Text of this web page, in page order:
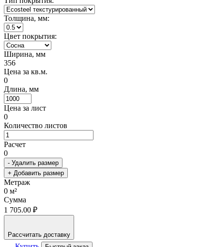
Толщина, мм:
Цвет покрытия:
Ширина, мм
356
Цена за кв.м.
0
Длина, мм
Цена за лист
0
Количество листов
Расчет
0
- Удалить размер
+ Добавить размер
Метраж
0 м²
Сумма
1 705.00 ₽
Рассчитать доставку